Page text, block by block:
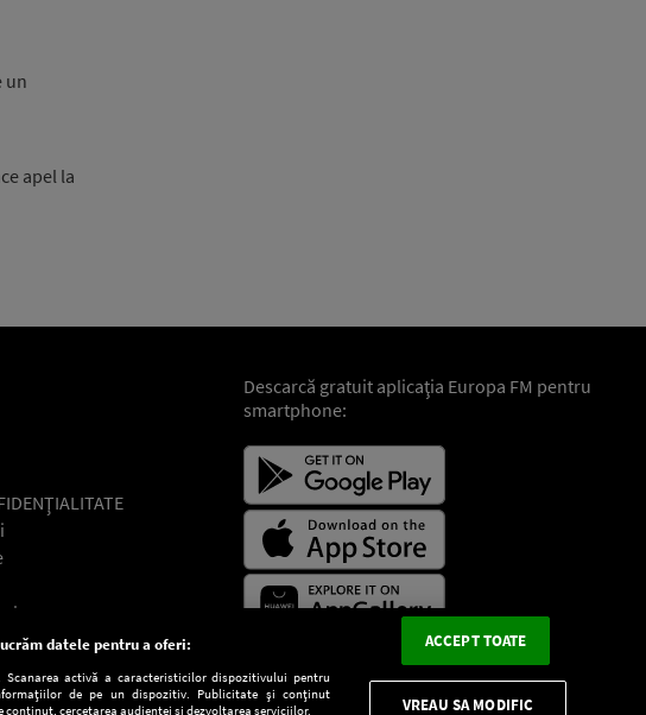
un
apel la
Descarcă gratuit aplicaţia Europa FM pentru
smartphone:
datele pentru a oferi:
activă a caracteristicilor dispozitivului pentru
de pe un dispozitiv. Publicitate și conținut
cercetarea audienței și dezvoltarea serviciilor.
ACCEPT TOATE
VREAU SA MODIFIC